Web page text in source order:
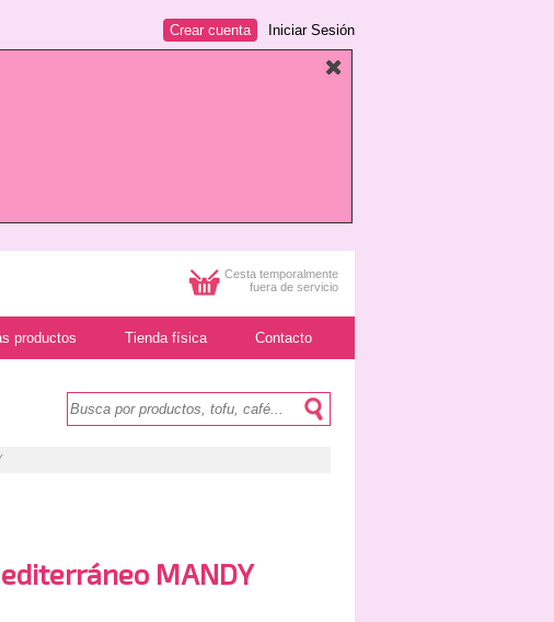
Iniciar Sesión
Crear cuenta
Cesta temporalmente
fuera de servicio
productos Tienda física Contacto
MANDY